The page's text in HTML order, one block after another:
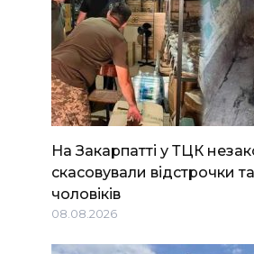
На Закарпатті у ТЦК
скасовували відстрочки
чоловіків
08.08.2026